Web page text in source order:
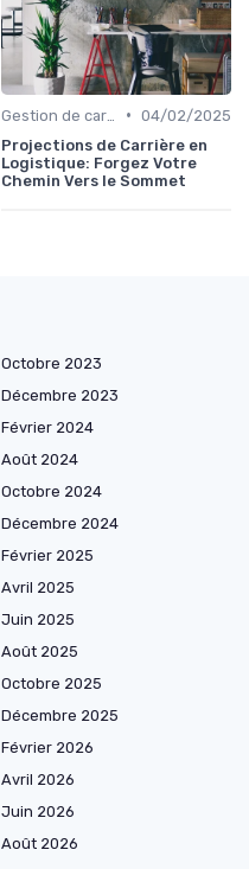
• 04/02/2025
Projections de Carrière en
Logistique: Forgez Votre
Chemin Vers le Sommet
Octobre 2023
Décembre 2023
Février 2024
Août 2024
Octobre 2024
Décembre 2024
Février 2025
Avril 2025
Juin 2025
Août 2025
Octobre 2025
Décembre 2025
Février 2026
Avril 2026
Juin 2026
Août 2026